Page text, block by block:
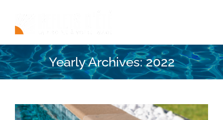
content
Yearly Archives:2022